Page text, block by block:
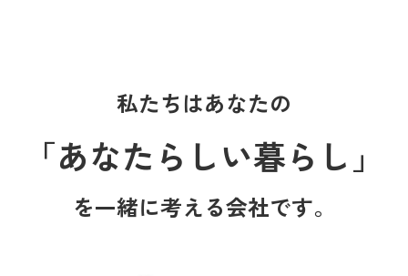
私たちはあなたの
「あなたらしい暮らし」
を一緒に考える会社です。